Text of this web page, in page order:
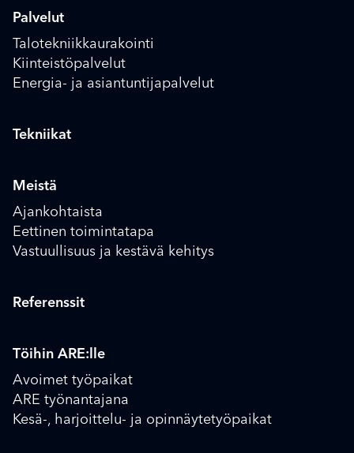
Palvelut
Talotekniikkaurakointi
Kiinteistöpalvelut
Energia- ja asiantuntijapalvelut
Tekniikat
Meistä
Ajankohtaista
Eettinen toimintatapa
Vastuullisuus ja kestävä kehitys
Referenssit
Töihin ARE:lle
Avoimet työpaikat
ARE työnantajana
Kesä-, harjoittelu- ja opinnäytetyöpaikat